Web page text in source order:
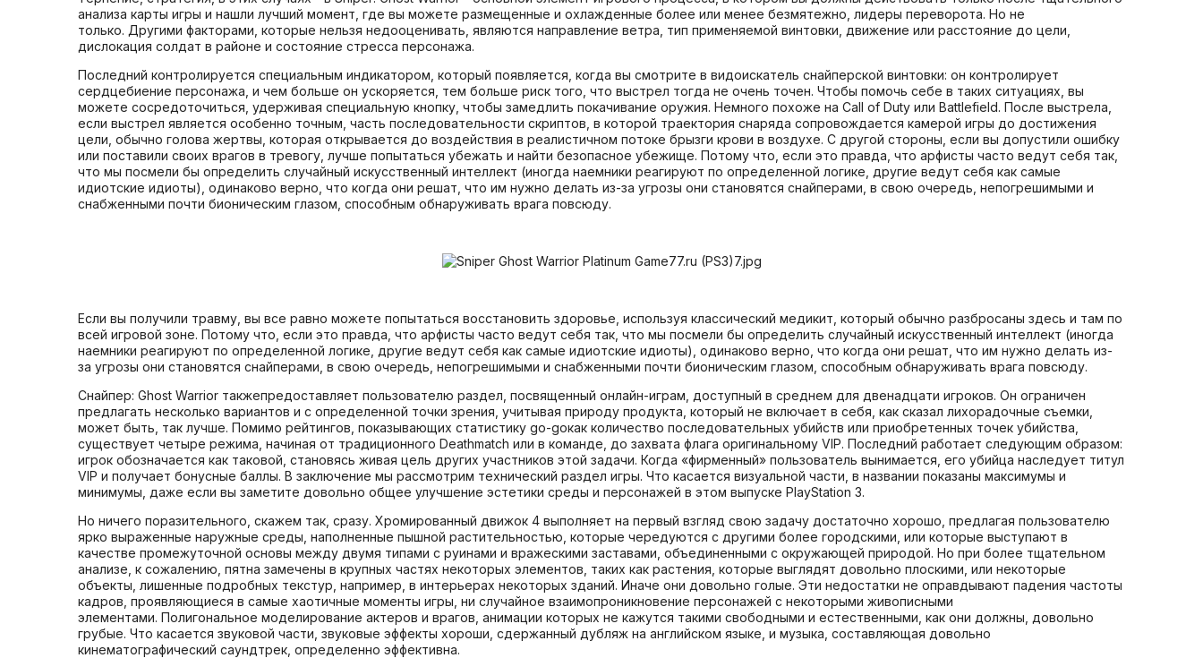
анализа карты игры и нашли лучший момент, где вы можете размещенные и охлажденные более или менее безмятежно, лидеры переворота. Но не
только. Другими факторами, которые нельзя недооценивать, являются направление ветра, тип применяемой винтовки, движение или расстояние до цели,
дислокация солдат в районе и состояние стресса персонажа.
Последний контролируется специальным индикатором, который появляется, когда вы смотрите в видоискатель снайперской винтовки: он контролирует
сердцебиение персонажа, и чем больше он ускоряется, тем больше риск того, что выстрел тогда не очень точен. Чтобы помочь себе в таких ситуациях, вы
можете сосредоточиться, удерживая специальную кнопку, чтобы замедлить покачивание оружия. Немного похоже на Call of Duty или Battlefield. После выстрела,
если выстрел является особенно точным, часть последовательности скриптов, в которой траектория снаряда сопровождается камерой игры до достижения
цели, обычно голова жертвы, которая открывается до воздействия в реалистичном потоке брызги крови в воздухе. С другой стороны, если вы допустили ошибку
или поставили своих врагов в тревогу, лучше попытаться убежать и найти безопасное убежище. Потому что, если это правда, что арфисты часто ведут себя так,
что мы посмели бы определить случайный искусственный интеллект (иногда наемники реагируют по определенной логике, другие ведут себя как самые
идиотские идиоты), одинаково верно, что когда они решат, что им нужно делать из-за угрозы они становятся снайперами, в свою очередь, непогрешимыми и
снабженными почти бионическим глазом, способным обнаруживать врага повсюду.
Если вы получили травму, вы все равно можете попытаться восстановить здоровье, используя классический медикит, который обычно разбросаны здесь и там по
всей игровой зоне. Потому что, если это правда, что арфисты часто ведут себя так, что мы посмели бы определить случайный искусственный интеллект (иногда
наемники реагируют по определенной логике, другие ведут себя как самые идиотские идиоты), одинаково верно, что когда они решат, что им нужно делать из-
за угрозы они становятся снайперами, в свою очередь, непогрешимыми и снабженными почти бионическим глазом, способным обнаруживать врага повсюду.
Снайпер: Ghost Warrior такжепредоставляет пользователю раздел, посвященный онлайн-играм, доступный в среднем для двенадцати игроков. Он ограничен
предлагать несколько вариантов и с определенной точки зрения, учитывая природу продукта, который не включает в себя, как сказал лихорадочные съемки,
может быть, так лучше. Помимо рейтингов, показывающих статистику go-goкак количество последовательных убийств или приобретенных точек убийства,
существует четыре режима, начиная от традиционного Deathmatch или в команде, до захвата флага оригинальному VIP. Последний работает следующим образом:
игрок обозначается как таковой, становясь живая цель других участников этой задачи. Когда «фирменный» пользователь вынимается, его убийца наследует титул
VIP и получает бонусные баллы. В заключение мы рассмотрим технический раздел игры. Что касается визуальной части, в названии показаны максимумы и
минимумы, даже если вы заметите довольно общее улучшение эстетики среды и персонажей в этом выпуске PlayStation 3.
Но ничего поразительного, скажем так, сразу. Хромированный движок 4 выполняет на первый взгляд свою задачу достаточно хорошо, предлагая пользователю
ярко выраженные наружные среды, наполненные пышной растительностью, которые чередуются с другими более городскими, или которые выступают в
качестве промежуточной основы между двумя типами с руинами и вражескими заставами, объединенными с окружающей природой. Но при более тщательном
анализе, к сожалению, пятна замечены в крупных частях некоторых элементов, таких как растения, которые выглядят довольно плоскими, или некоторые
объекты, лишенные подробных текстур, например, в интерьерах некоторых зданий. Иначе они довольно голые. Эти недостатки не оправдывают падения частоты
кадров, проявляющиеся в самые хаотичные моменты игры, ни случайное взаимопроникновение персонажей с некоторыми живописными
элементами. Полигональное моделирование актеров и врагов, анимации которых не кажутся такими свободными и естественными, как они должны, довольно
грубые. Что касается звуковой части, звуковые эффекты хороши, сдержанный дубляж на английском языке, и музыка, составляющая довольно
кинематографический саундтрек, определенно эффективна.